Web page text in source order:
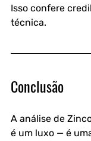
Isso confere
técnica.
Conclusão
A análise de
é um luxo — é